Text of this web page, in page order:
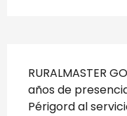
RURALMASTER
años de
Périgord al